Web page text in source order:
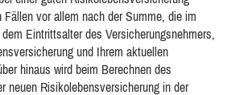
vor allem nach der Summe, die im
Eintrittsalter des Versicherungsnehmers,
und Ihrem aktuellen
hinaus wird beim Berechnen des
neuen Risikolebensversicherung in der